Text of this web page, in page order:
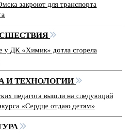
закроют для транспорта
у ДК «Химик» дотла сгорела
И ТЕХНОЛОГИИ
педагога вышли на следующий
«Сердце отдаю детям»